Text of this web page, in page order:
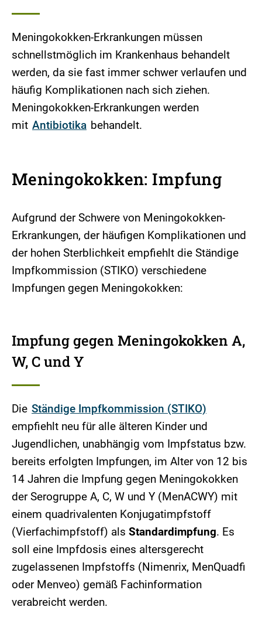
Meningokokken-Erkrankungen müssen
schnellstmöglich im Krankenhaus behandelt
werden, da sie fast immer schwer verlaufen und
häufig Komplikationen nach sich ziehen.
Meningokokken-Erkrankungen werden
mit Antibiotika behandelt.
Meningokokken: Impfung
Aufgrund der Schwere von Meningokokken-
Erkrankungen, der häufigen Komplikationen und
der hohen Sterblichkeit empfiehlt die Ständige
Impfkommission (STIKO) verschiedene
Impfungen gegen Meningokokken:
Impfung gegen Meningokokken A,
W, C und Y
Die Ständige Impfkommission (STIKO)
empfiehlt neu für alle älteren Kinder und
Jugendlichen, unabhängig vom Impfstatus bzw.
bereits erfolgten Impfungen, im Alter von 12 bis
14 Jahren die Impfung gegen Meningokokken
der Serogruppe A, C, W und Y (MenACWY) mit
einem quadrivalenten Konjugatimpfstoff
(Vierfachimpfstoff) als Standardimpfung. Es
soll eine Impfdosis eines altersgerecht
zugelassenen Impfstoffs (Nimenrix, MenQuadfi
oder Menveo) gemäß Fachinformation
verabreicht werden.